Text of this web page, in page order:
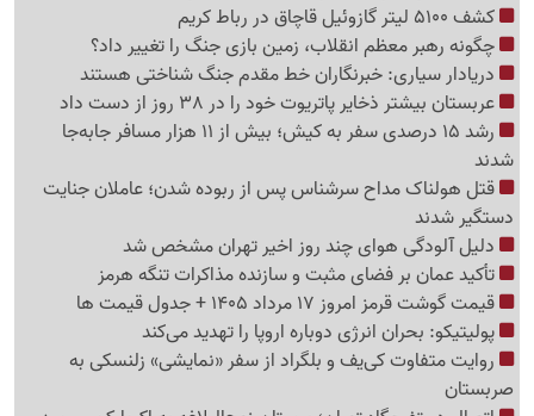
کشف 5100 لیتر گازوئیل قاچاق در رباط کریم
چگونه رهبر معظم انقلاب، زمین بازی جنگ را تغییر داد؟
دریادار سیاری: خبرنگاران خط مقدم جنگ شناختی هستند
عربستان بیشتر ذخایر پاتریوت خود را در 38 روز از دست داد
رشد 15 درصدی سفر به کیش؛ بیش از 11 هزار مسافر جابه‌جا
شدند
قتل هولناک مداح سرشناس پس از ربوده شدن؛ عاملان جنایت
دستگیر شدند
دلیل آلودگی هوای چند روز اخیر تهران مشخص شد
تأکید عمان بر فضای مثبت و سازنده مذاکرات تنگه هرمز
قیمت گوشت قرمز امروز 17 مرداد 1405 + جدول قیمت ها
پولیتیکو: بحران انرژی دوباره اروپا را تهدید می‌کند
روایت متفاوت کی‌یف و بلگراد از سفر «نمایشی» زلنسکی به
صربستان